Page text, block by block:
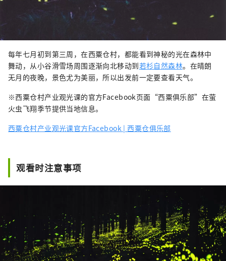
每年七月初到第三周，在西粟仓村，都能看到神秘的光在森林中
舞动，从小谷滑雪场周围逐渐向北移动到若杉自然森林。在晴朗
无月的夜晚，景色尤为美丽，所以出发前一定要查看天气。
※西粟仓村产业观光课的官方Facebook页面“西粟俱乐部”在萤
火虫飞翔季节提供当地信息。
西粟仓村产业观光课官方Facebook | 西粟仓俱乐部
观看时注意事项